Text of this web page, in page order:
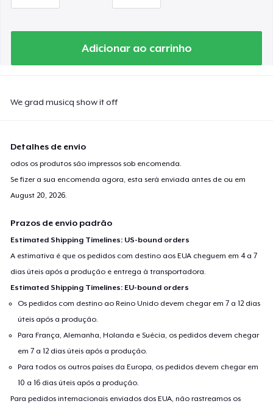
Adicionar ao carrinho
We grad musicq show it off
Detalhes de envio
odos os produtos são impressos sob encomenda.
Se fizer a sua encomenda agora, esta será enviada antes de ou em
August 20, 2026
Prazos de envio padrão
Estimated Shipping Timelines: US-bound orders
A estimativa é que os pedidos com destino aos EUA cheguem em 4 a 7
dias úteis após a produção e entrega à transportadora.
Estimated Shipping Timelines: EU-bound orders
Os pedidos com destino ao Reino Unido devem chegar em 7 a 12 dias
úteis após a produção.
Para França, Alemanha, Holanda e Suécia, os pedidos devem chegar
em 7 a 12 dias úteis após a produção.
Para todos os outros países da Europa, os pedidos devem chegar em
10 a 16 dias úteis após a produção.
Para pedidos internacionais enviados dos EUA, não rastreamos os